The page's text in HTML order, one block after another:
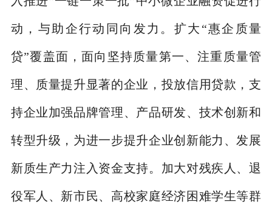
动，与助企行动同向发力。扩大 “惠企质量
贷”覆盖面，面向坚持质量第一、注重质量管
理、质量提升显著的企业，投放信用贷款，支
持企业加强品牌管理、产品研发、技术创新和
转型升级，为进一步提升企业创新能力、发展
新质生产力注入资金支持。加大对残疾人、退
役军人、新市民、高校家庭经济困难学生等群